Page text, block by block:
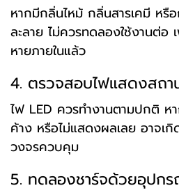
หากมีกลิ่นไหม้ กลิ่นสารเคมี ห
ละลาย ไม่ควรทดลองใช้งานต่อ
หายภายในแล้ว
4. ตรวจสอบไฟแสดงสถา
ไฟ LED ควรทำงานตามปกติ ห
ค้าง หรือไม่แสดงผลเลย อาจเ
วงจรควบคุม
5. ทดลองชาร์จด้วยอุปก